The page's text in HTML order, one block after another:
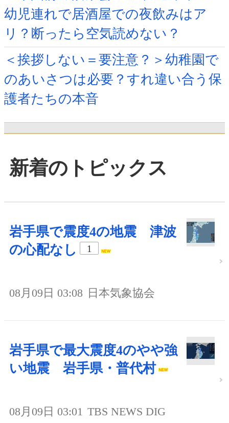
幼児連れで居酒屋での夜飲みはア
リ？断ったら空気読めない？
＜挨拶しない＝要注意？＞幼稚園で
のあいさつは必要？すれ違い合う保
護者たちの本音
新着のトピックス
岩手県で震度4の地震 津波
の心配なし
1
08月09日 03:08 日本気象協会
岩手県で最大震度4のやや強
い地震 岩手県・普代村
08月09日 03:01 TBS NEWS DIG